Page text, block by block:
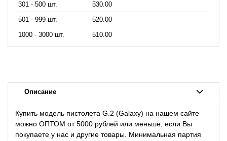
301 - 500 шт.
530.00
501 - 999 шт.
520.00
1000 - 3000 шт.
510.00
Описание
Купить модель пистолета G.2 (Galaxy) на нашем сайте
можно ОПТОМ от 5000 рублей или меньше, если Вы
покупаете у нас и другие товары. Минимальная партия